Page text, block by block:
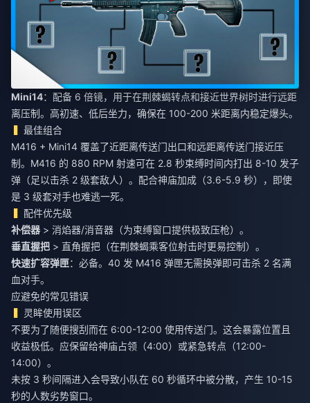
Mini14：配备 6 倍镜，用于在荆棘蝎转点和接近世界树时进行远距
离压制。高初速、低后坐力，确保在 100-200 米距离内稳定爆头。
最佳组合
M416 + Mini14 覆盖了近距离传送门出口和远距离传送门接近压
制。M416 的 880 RPM 射速可在 2.8 秒束缚时间内打出 8-10 发子
弹（足以击杀 2 级套敌人）。配合神庙加成（3.6-5.9 秒），即使
是 3 级套对手也难逃一死。
配件优先级
补偿器 > 消焰器/消音器（为束缚窗口提供极致压枪）。
垂直握把 > 直角握把（在荆棘蝎乘客位射击时更易控制）。
快速扩容弹匣：必备。40 发 M416 弹匣无需换弹即可击杀 2 名满
血对手。
应避免的常见错误
灵眸使用误区
不要为了随便搜刮而在 6:00-12:00 使用传送门。这会暴露位置且
收益极低。应保留给神庙占领（4:00）或紧急转点（12:00-
14:00）。
未按 3 秒间隔进入会导致小队在 60 秒循环中被分散，产生 10-15
秒的人数劣势窗口。